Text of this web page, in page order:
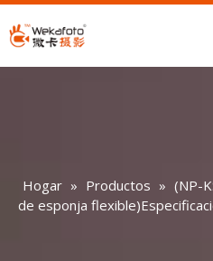
Hogar » Productos » (NP-
de esponja